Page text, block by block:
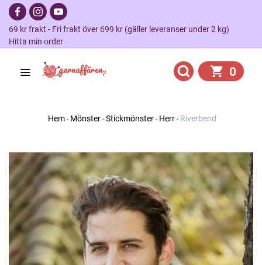
69 kr frakt - Fri frakt över 699 kr (gäller leveranser under 2 kg)
Hitta min order
0
Hem Mönster Stickmönster Herr Riverbend